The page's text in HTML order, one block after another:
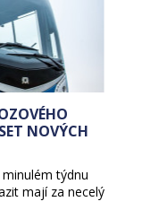
NOVÝCH
týdnu
mají za necelý